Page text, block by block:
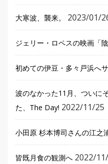
大寒波、襲来。 2023/01/
ジェリー・ロペスの映画「
初めての伊豆・多々戸浜へ
波のなかった11月、ついに
た、The Day! 2022/11/25
小田原 杉本博司さんの江之
皆既月食の観測へ 2022/